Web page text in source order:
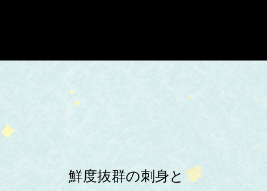
鮮度抜群の刺身と